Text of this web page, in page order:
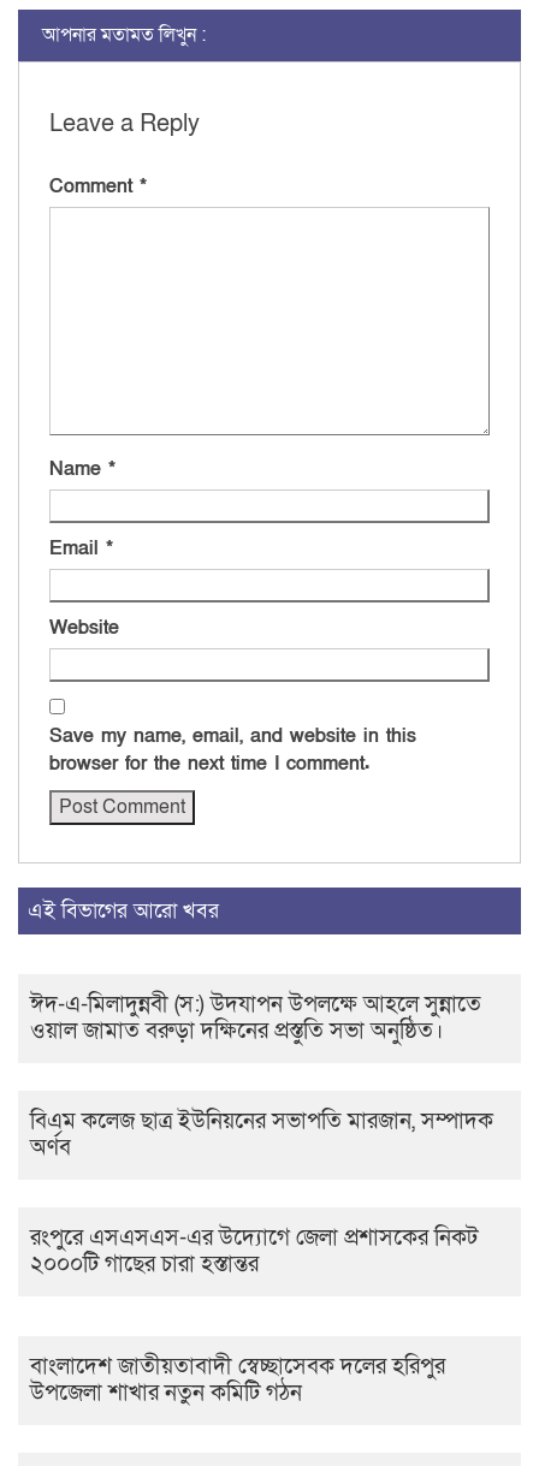
আপনার মতামত লিখুন :
Leave a Reply
Comment *
Name *
Email *
Website
Save my name, email, and website in this
browser for the next time I comment.
এই বিভাগের আরো খবর
ঈদ-এ-মিলাদুন্নবী (স:) উদযাপন উপলক্ষে আহলে সুন্নাতে
ওয়াল জামাত বরুড়া দক্ষিনের প্রস্তুতি সভা অনুষ্ঠিত।
বিএম কলেজ ছাত্র ইউনিয়নের সভাপতি মারজান, সম্পাদক
অর্ণব
রংপুরে এসএসএস-এর উদ্যোগে জেলা প্রশাসকের নিকট
২০০০টি গাছের চারা হস্তান্তর
বাংলাদেশ জাতীয়তাবাদী স্বেচ্ছাসেবক দলের হরিপুর
উপজেলা শাখার নতুন কমিটি গঠন